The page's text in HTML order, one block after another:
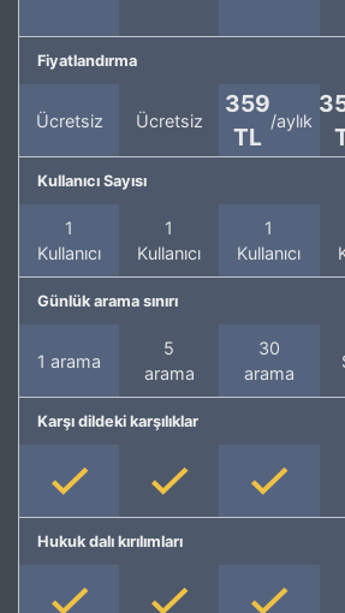
Fiyatlandırma
Ücretsiz Ücretsiz
359
TL
/aylık
Kullanıcı Sayısı
1
Kullanıcı
1
Kullanıcı
1
Kullanıcı
Günlük arama sınırı
1 arama
5
arama
30
arama
Karşı dildeki karşılıklar
Hukuk dalı kırılımları